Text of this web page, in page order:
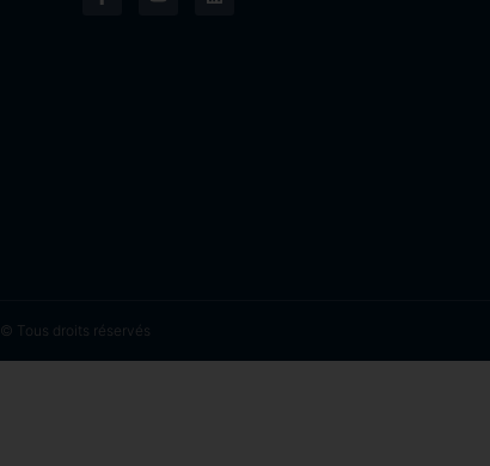
© Tous droits réservés